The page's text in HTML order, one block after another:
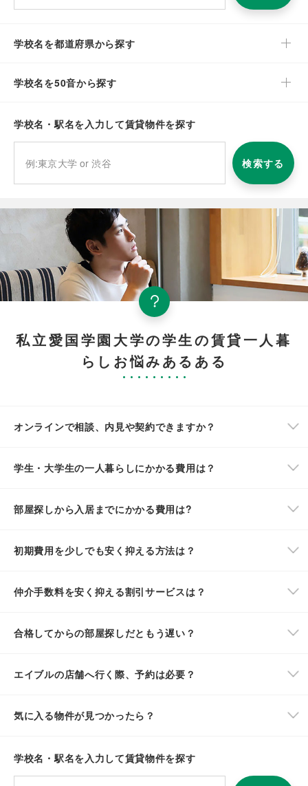
学校名を都道府県から探す
学校名を50音から探す
学校名・駅名を入力して賃貸物件を探す
検索する
私立愛国学園大学の学生の賃貸一人暮
らしお悩みあるある
オンラインで相談、内見や契約できますか？
学生・大学生の一人暮らしにかかる費用は？
部屋探しから入居までにかかる費用は?
初期費用を少しでも安く抑える方法は？
仲介手数料を安く抑える割引サービスは？
合格してからの部屋探しだともう遅い？
エイブルの店舗へ行く際、予約は必要？
気に入る物件が見つかったら？
学校名・駅名を入力して賃貸物件を探す